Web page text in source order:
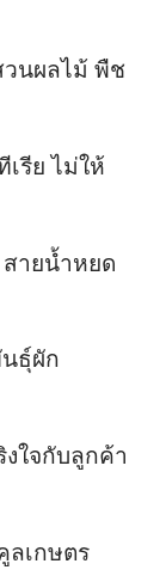
นผลไม้ พืช
รีย ไม่ให้
ายน้ำหยด
ธุ์ผัก
ใจกับลูกค้า
เกษตร